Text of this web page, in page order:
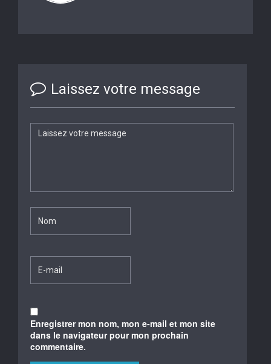
Laissez votre message
Enregistrer mon nom, mon e-mail et mon site
dans le navigateur pour mon prochain
commentaire.